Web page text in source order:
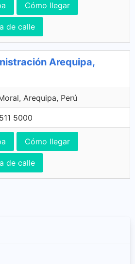
Cómo llegar
de calle
Arequipa,
Arequipa, Perú
5000
Cómo llegar
de calle